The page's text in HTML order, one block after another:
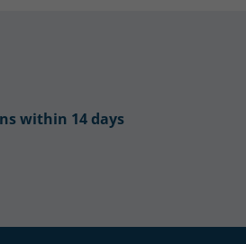
within 14 days